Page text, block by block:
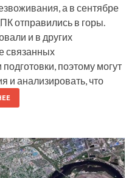
а в сентябре
отправились в горы.
и в других
связанных
поэтому могут
и анализировать, что